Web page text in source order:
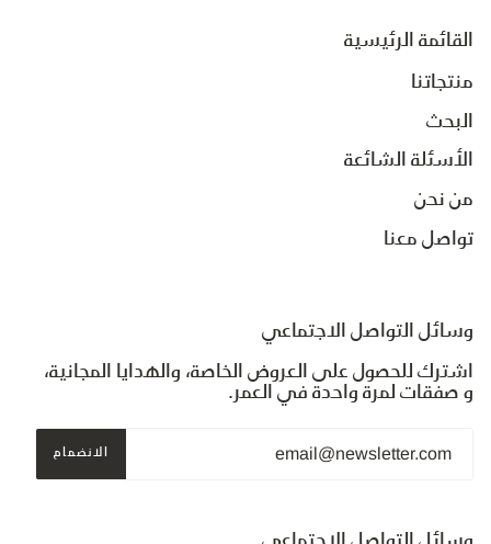
القائمة الرئيسية
منتجاتنا
البحث
الأسئلة الشائعة
من نحن
تواصل معنا
وسائل التواصل الاجتماعي
اشترك للحصول على العروض الخاصة، والهدايا المجانية،
و صفقات لمرة واحدة في العمر.
الانضمام